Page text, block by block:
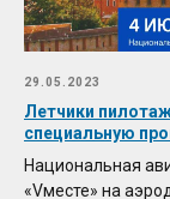
29.05.2023
Летчики
специальную
Национальная
«Vместе» на